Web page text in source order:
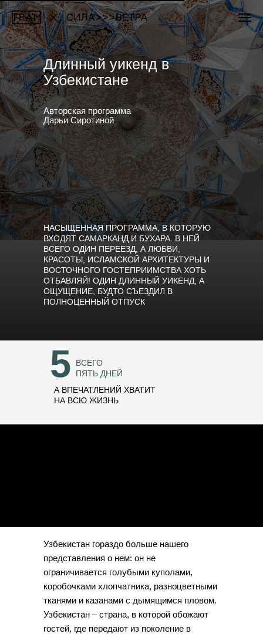
Длинный уикенд в
Узбекистане
Авторская программа
Дарьи Сиротиной
НАСЫЩЕННАЯ ПРОГРАММА, В КОТОРУЮ
ВХОДЯТ САМАРКАНД И БУХАРА. В НЕЙ
ВСЕГО ОДИН ПЕРЕЕЗД, А ЛЮБВИ,
КРАСОТЫ, ИСЛАМСКОЙ АРХИТЕКТУРЫ И
ВОСТОЧНОГО ГОСТЕПРИИМСТВА ХОТЬ
ОТБАВЛЯЙ! ОДИН ДЛИННЫЙ УИКЕНД, А
ОЩУЩЕНИЕ, БУДТО СЪЕЗДИЛ В
ПОЛНОЦЕННЫЙ ОТПУСК
А ВПЕЧАТЛЕНИЙ ХВАТИТ
НА ВСЮ ЖИЗНЬ
5
ВСЕГО
ПЯТЬ ДНЕЙ
Узбекистан гораздо больше нашего
представления о нем: он не
ограничивается голубыми куполами,
коробочками хлопчатника, разноцветными
тканями и казанами с дымящимся пловом.
Узбекистан – страна, в которой обожают
гостей, где передают из поколение в